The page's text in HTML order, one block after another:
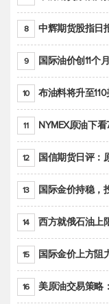
8 中辉期货股指日
9 国际油价创11个
10 布油料将升至110
11 NYMEX原油下看
12 国信期货日评：
13 国际金价持稳，
14 西方就俄石油上
15 国际金价上方阻
16 美原油交易策略